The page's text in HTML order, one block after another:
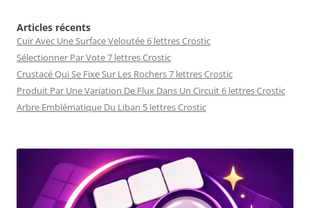
Articles récents
Cuir Avec Une Surface Veloutée 6 lettres Crostic
Sélectionner Par Vote 7 lettres Crostic
Crustacé Qui Se Fixe Sur Les Rochers 7 lettres Crostic
Produit Par Une Variation De Flux Dans Un Circuit 6 lettres Crostic
Arbre Emblématique Du Liban 5 lettres Crostic